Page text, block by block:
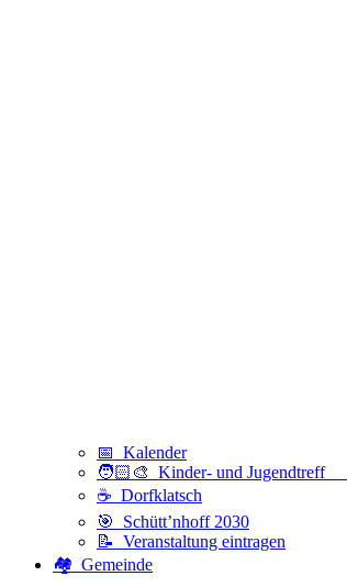
📅 Kalender
🧑🏻‍🎨 Kinder- und Jugendtreff
☕ Dorfklatsch
🎯 Schütt’nhoff 2030
📝 Veranstaltung eintragen
🏘️ Gemeinde